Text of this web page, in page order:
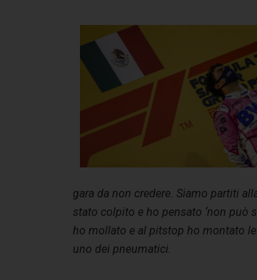
gara da non credere. Siamo partiti
stato colpito e ho pensato ‘non può
ho mollato e al pitstop ho montato
uno dei pneumatici.